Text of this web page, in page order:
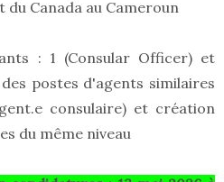
Canada au Cameroun
: 1 (Consular Officer) et
postes d'agents similaires
consulaire) et création
du même niveau